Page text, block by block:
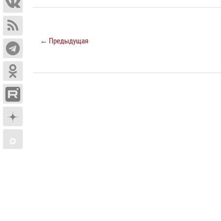
← Предыдущая